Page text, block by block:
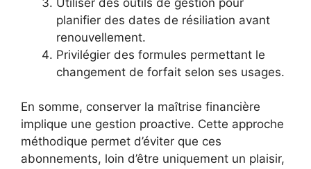
planifier des dates de résiliation avant
renouvellement.
Privilégier des formules permettant le
changement de forfait selon ses usages.
En somme, conserver la maîtrise financière
implique une gestion proactive. Cette approche
méthodique permet d’éviter que ces
abonnements, loin d’être uniquement un plaisir,